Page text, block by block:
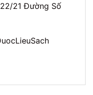
22/21 Đường Số